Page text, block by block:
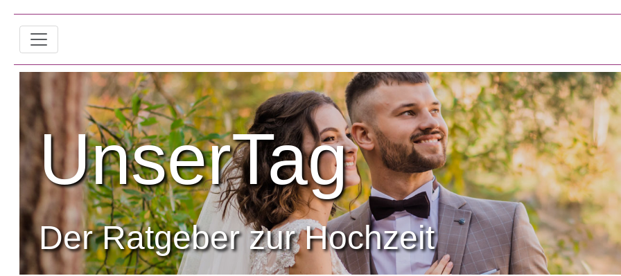
UnserTag
Der Ratgeber zur Hochzeit